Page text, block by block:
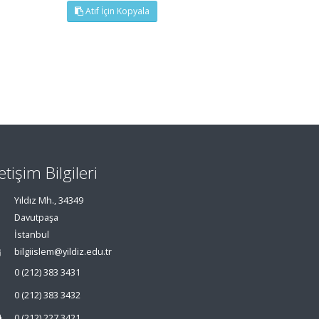
Atıf İçin Kopyala
Bilgileri
Yıldız Mh., 34349
Davutpaşa
İstanbul
bilgiislem@yildiz.edu.tr
0 (212) 383 3431
0 (212) 383 3432